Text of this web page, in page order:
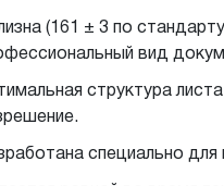
(161 ± 3 по
вид
структура
специально